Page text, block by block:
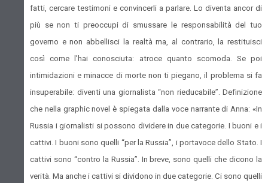
fatti, cercare testimoni e convincerli a parlare. Lo diventa ancor di
più se non ti preoccupi di smussare le responsabilità del tuo
governo e non abbellisci la realtà ma, al contrario, la restituisci
così come l’hai conosciuta: atroce quanto scomoda. Se poi
intimidazioni e minacce di morte non ti piegano, il problema si fa
insuperabile: diventi una giornalista “non rieducabile”. Definizione
che nella graphic novel è spiegata dalla voce narrante di Anna: «In
Russia i giornalisti si possono dividere in due categorie. I buoni e i
cattivi. I buoni sono quelli “per la Russia”, i portavoce dello Stato. I
cattivi sono “contro la Russia”. In breve, sono quelli che dicono la
verità. Ma anche i cattivi si dividono in due categorie. Ci sono quelli